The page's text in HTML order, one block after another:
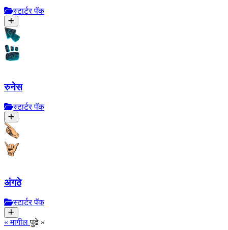
स्टार्टर पॅक
रुनेस
स्टार्टर पॅक
अंगठे
स्टार्टर पॅक
« मागीलपुढे »